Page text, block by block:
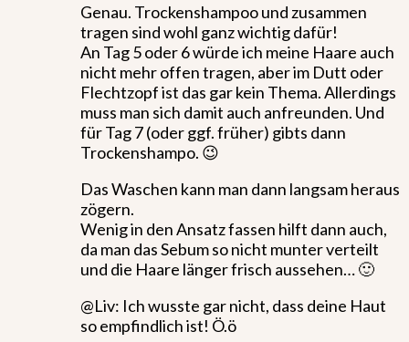
Genau. Trockenshampoo und zusammen
tragen sind wohl ganz wichtig dafür!
An Tag 5 oder 6 würde ich meine Haare auch
nicht mehr offen tragen, aber im Dutt oder
Flechtzopf ist das gar kein Thema. Allerdings
muss man sich damit auch anfreunden. Und
für Tag 7 (oder ggf. früher) gibts dann
Trockenshampo. 😉
Das Waschen kann man dann langsam heraus
zögern.
Wenig in den Ansatz fassen hilft dann auch,
da man das Sebum so nicht munter verteilt
und die Haare länger frisch aussehen… 🙂
@Liv: Ich wusste gar nicht, dass deine Haut
so empfindlich ist! Ö.ö